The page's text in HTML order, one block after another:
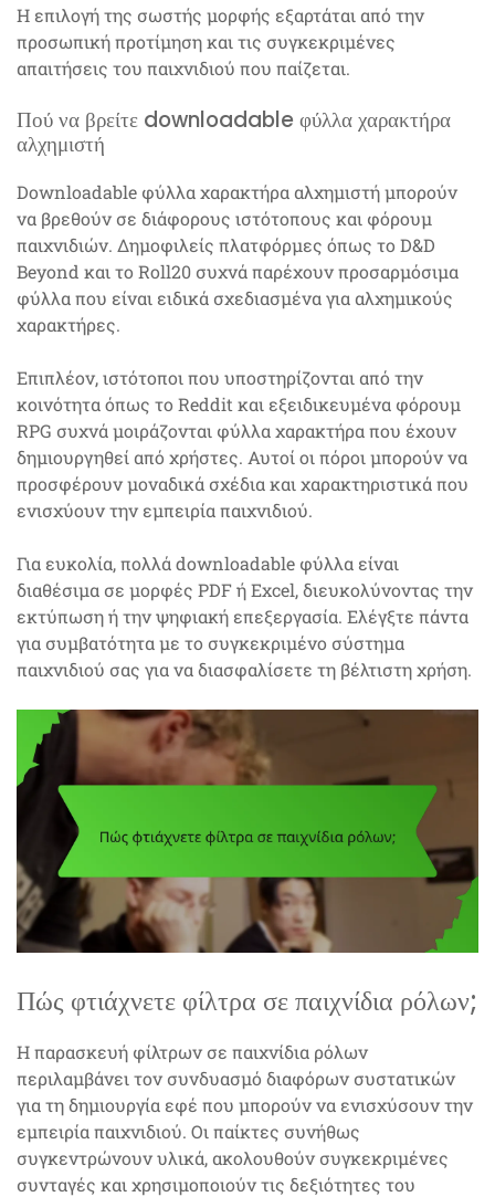
Η επιλογή της σωστής μορφής εξαρτάται από την
προσωπική προτίμηση και τις συγκεκριμένες
απαιτήσεις του παιχνιδιού που παίζεται.
Πού να βρείτε downloadable φύλλα χαρακτήρα
αλχημιστή
Downloadable φύλλα χαρακτήρα αλχημιστή μπορούν
να βρεθούν σε διάφορους ιστότοπους και φόρουμ
παιχνιδιών. Δημοφιλείς πλατφόρμες όπως το D&D
Beyond και το Roll20 συχνά παρέχουν προσαρμόσιμα
φύλλα που είναι ειδικά σχεδιασμένα για αλχημικούς
χαρακτήρες.
Επιπλέον, ιστότοποι που υποστηρίζονται από την
κοινότητα όπως το Reddit και εξειδικευμένα φόρουμ
RPG συχνά μοιράζονται φύλλα χαρακτήρα που έχουν
δημιουργηθεί από χρήστες. Αυτοί οι πόροι μπορούν να
προσφέρουν μοναδικά σχέδια και χαρακτηριστικά που
ενισχύουν την εμπειρία παιχνιδιού.
Για ευκολία, πολλά downloadable φύλλα είναι
διαθέσιμα σε μορφές PDF ή Excel, διευκολύνοντας την
εκτύπωση ή την ψηφιακή επεξεργασία. Ελέγξτε πάντα
για συμβατότητα με το συγκεκριμένο σύστημα
παιχνιδιού σας για να διασφαλίσετε τη βέλτιστη χρήση.
Πώς φτιάχνετε φίλτρα σε παιχνίδια ρόλων;
Η παρασκευή φίλτρων σε παιχνίδια ρόλων
περιλαμβάνει τον συνδυασμό διαφόρων συστατικών
για τη δημιουργία εφέ που μπορούν να ενισχύσουν την
εμπειρία παιχνιδιού. Οι παίκτες συνήθως
συγκεντρώνουν υλικά, ακολουθούν συγκεκριμένες
συνταγές και χρησιμοποιούν τις δεξιότητες του